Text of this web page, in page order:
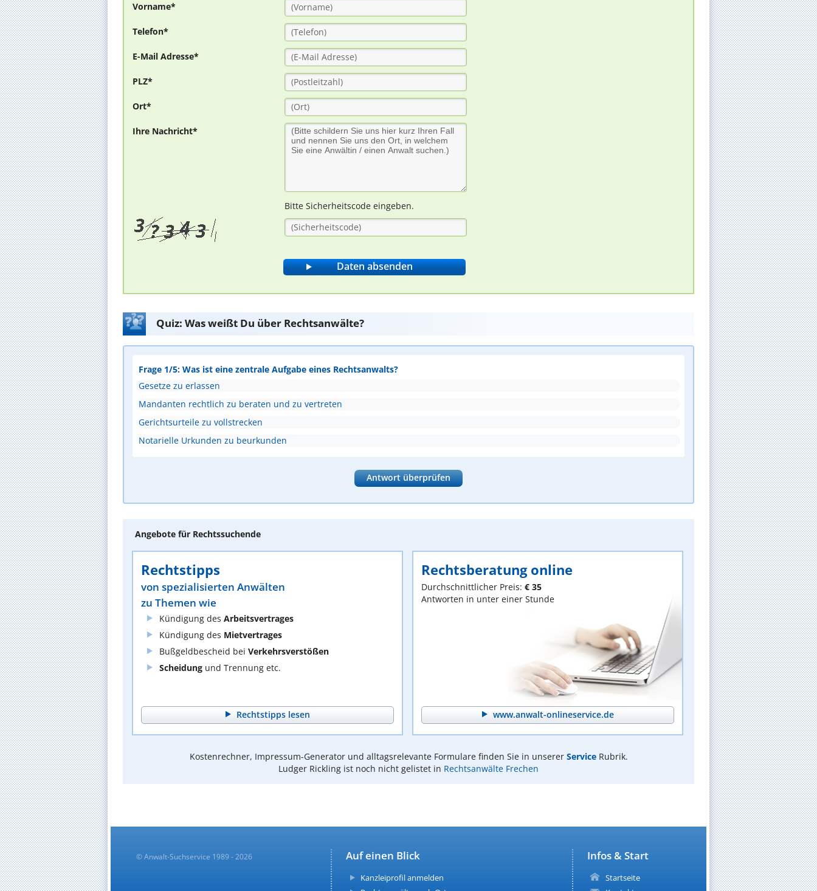
Vorname*
Telefon*
E-Mail Adresse*
PLZ*
Ort*
Ihre Nachricht*
Bitte Sicherheitscode eingeben.
Quiz: Was weißt Du über Rechtsanwälte?
Frage 1/5: Was ist eine zentrale Aufgabe eines Rechtsanwalts?
Gesetze zu erlassen
Mandanten rechtlich zu beraten und zu vertreten
Gerichtsurteile zu vollstrecken
Notarielle Urkunden zu beurkunden
Antwort überprüfen
Angebote für Rechtssuchende
Rechtstipps
von spezialisierten Anwälten
zu Themen wie
Kündigung des Arbeitsvertrages
Kündigung des Mietvertrages
Bußgeldbescheid bei Verkehrsverstößen
Scheidung und Trennung etc.
Rechtstipps lesen
Rechtsberatung online
Durchschnittlicher Preis: € 35
Antworten in unter einer Stunde
www.anwalt-onlineservice.de
Kostenrechner, Impressum-Generator und alltagsrelevante Formulare finden Sie in unserer ServiceRubrik.
Ludger Rickling ist noch nicht gelistet in Rechtsanwälte Frechen
Infos & Start
Startseite
Auf einen Blick
Kanzleiprofil anmelden
© Anwalt-Suchservice 1989 - 2026